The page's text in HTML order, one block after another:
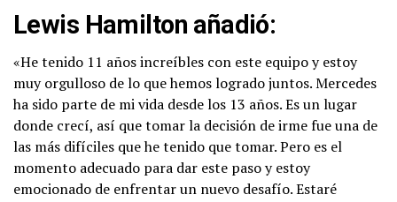
Lewis Hamilton añadió:
«He tenido 11 años increíbles con este equipo y estoy
muy orgulloso de lo que hemos logrado juntos. Mercedes
ha sido parte de mi vida desde los 13 años. Es un lugar
donde crecí, así que tomar la decisión de irme fue una de
las más difíciles que he tenido que tomar. Pero es el
momento adecuado para dar este paso y estoy
emocionado de enfrentar un nuevo desafío. Estaré